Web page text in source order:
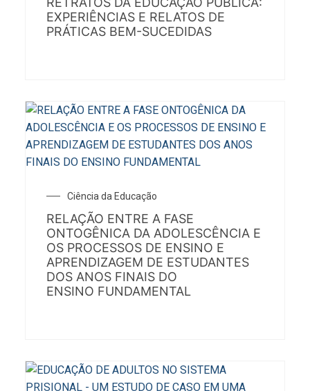
EXPERIÊNCIAS E RELATOS DE
PRÁTICAS BEM-SUCEDIDAS
Ciência da Educação
RELAÇÃO ENTRE A FASE
ONTOGÊNICA DA ADOLESCÊNCIA E
OS PROCESSOS DE ENSINO E
APRENDIZAGEM DE ESTUDANTES
DOS ANOS FINAIS DO
ENSINO FUNDAMENTAL